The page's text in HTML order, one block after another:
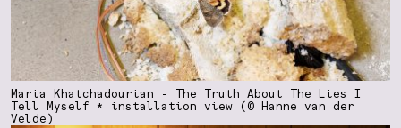
Maria Khatchadourian - The Truth About The Lies I
Tell Myself * installation view (© Hanne van der
Velde)